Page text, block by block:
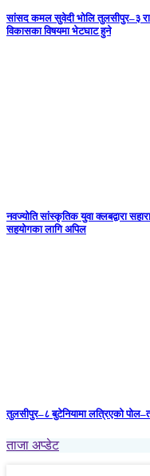
सांसद कमल सुवेदी भोलि तुलसीपुर–३
विकासका विषयमा भेटघाट हुने
नवज्योति सांस्कृतिक युवा क्लबद्वारा
सहयोगका लागि अपिल
तुलसीपुर–८ बुटेनियामा लत्रिएको
ताजा अप्डेट